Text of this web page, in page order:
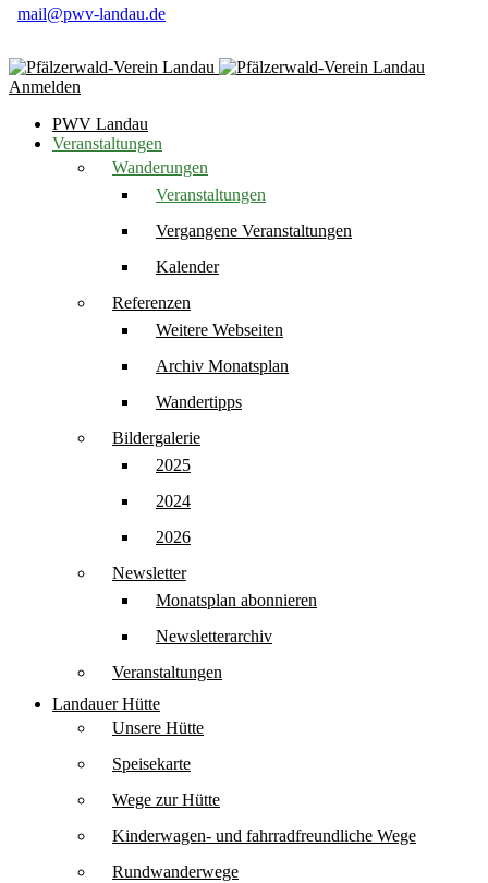
mail@pwv-landau.de
Anmelden
PWV Landau
Veranstaltungen
Wanderungen
Veranstaltungen
Vergangene Veranstaltungen
Kalender
Referenzen
Weitere Webseiten
Archiv Monatsplan
Wandertipps
Bildergalerie
2025
2024
2026
Newsletter
Monatsplan abonnieren
Newsletterarchiv
Veranstaltungen
Landauer Hütte
Unsere Hütte
Speisekarte
Wege zur Hütte
Kinderwagen- und fahrradfreundliche Wege
Rundwanderwege